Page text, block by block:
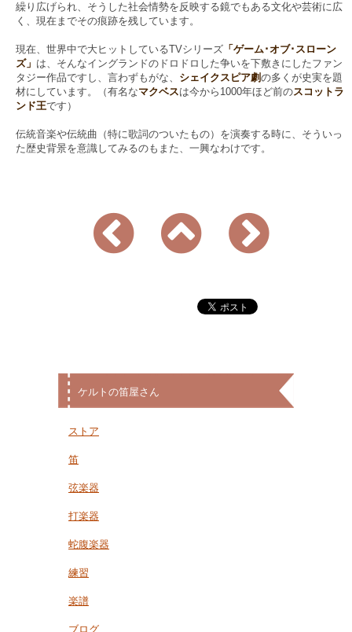
繰り広げられ、そうした社会情勢を反映する鏡でもある文化や芸術に広
く、現在までその痕跡を残しています。
現在、世界中で大ヒットしているTVシリーズ 「ゲーム･オブ･スローン
ズ」 は、そんなイングランドのドロドロした争いを下敷きにしたファン
タジー作品ですし、言わずもがな、 シェイクスピア劇の多くが史実を題
材にしています。（有名なマクベスは今から1000年ほど前のスコットラ
ンド王です）
伝統音楽や伝統曲（特に歌詞のついたもの）を演奏する時に、そういっ
た歴史背景を意識してみるのもまた、一興なわけです。
ケルトの笛屋さん
ストア
笛
弦楽器
打楽器
蛇腹楽器
練習
楽譜
ブログ